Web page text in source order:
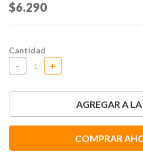
Price reduced from
$6.290
Cantidad
- +
AGREGAR A
COMPRAR